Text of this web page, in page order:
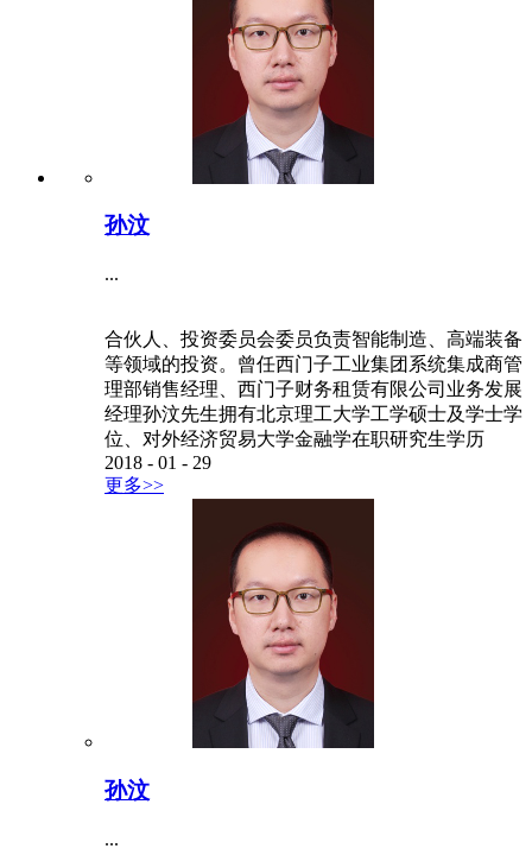
孙汶
...
合伙人、投资委员会委员负责智能制造、高端装备
等领域的投资。曾任西门子工业集团系统集成商管
理部销售经理、西门子财务租赁有限公司业务发展
经理孙汶先生拥有北京理工大学工学硕士及学士学
位、对外经济贸易大学金融学在职研究生学历
2018 - 01 - 29
更多>>
孙汶
...